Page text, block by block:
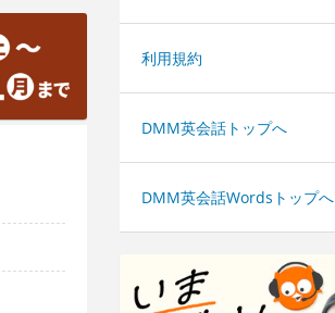
利用規約
DMM英会話トップへ
DMM英会話Wordsトップへ